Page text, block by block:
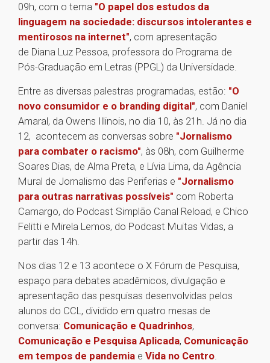
09h, com o tema "O papel dos estudos da
linguagem na sociedade: discursos intolerantes e
mentirosos na internet", com apresentação
de Diana Luz Pessoa, professora do Programa de
Pós-Graduação em Letras (PPGL) da Universidade.
Entre as diversas palestras programadas, estão: "O
novo consumidor e o branding digital", com Daniel
Amaral, da Owens Illinois, no dia 10, às 21h. Já no dia
12, acontecem as conversas sobre "Jornalismo
para combater o racismo", às 08h, com Guilherme
Soares Dias, de Alma Preta, e Lívia Lima, da Agência
Mural de Jornalismo das Periferias e "Jornalismo
para outras narrativas possíveis" com Roberta
Camargo, do Podcast Simplão Canal Reload, e Chico
Felitti e Mirela Lemos, do Podcast Muitas Vidas, a
partir das 14h.
Nos dias 12 e 13 acontece o X Fórum de Pesquisa,
espaço para debates acadêmicos, divulgação e
apresentação das pesquisas desenvolvidas pelos
alunos do CCL, dividido em quatro mesas de
conversa: Comunicação e Quadrinhos,
Comunicação e Pesquisa Aplicada, Comunicação
em tempos de pandemia e Vida no Centro.